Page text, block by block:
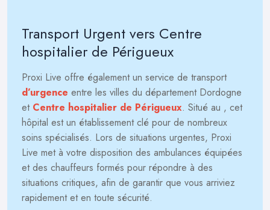
Transport Urgent vers Centre
hospitalier de Périgueux
Proxi Live offre également un service de transport
d’urgence entre les villes du département Dordogne
et Centre hospitalier de Périgueux. Situé au , cet
hôpital est un établissement clé pour de nombreux
soins spécialisés. Lors de situations urgentes, Proxi
Live met à votre disposition des ambulances équipées
et des chauffeurs formés pour répondre à des
situations critiques, afin de garantir que vous arriviez
rapidement et en toute sécurité.